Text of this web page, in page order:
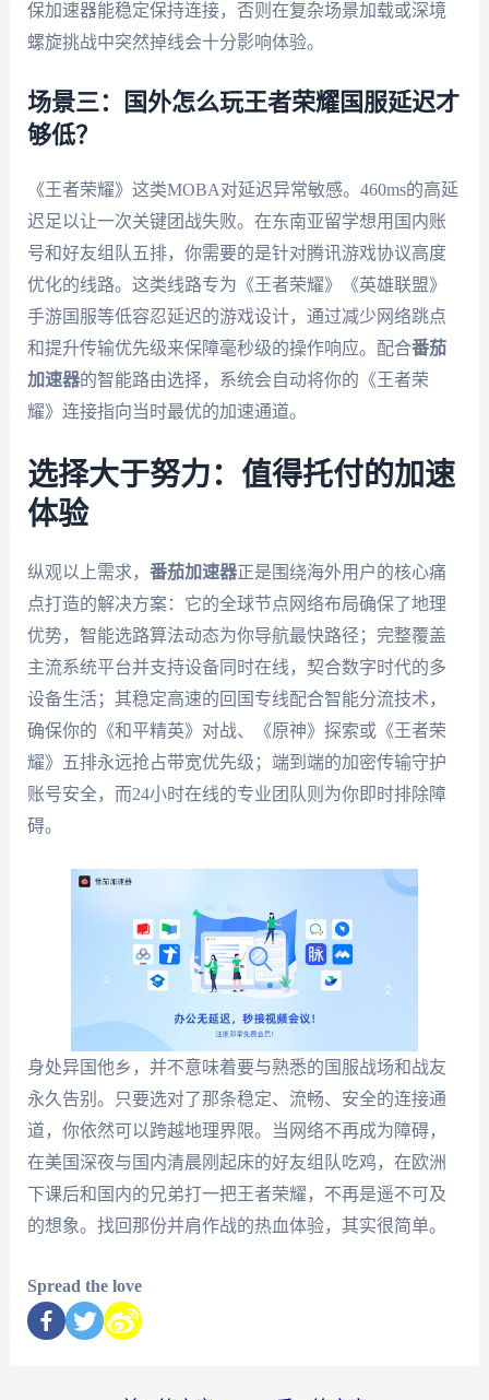
保加速器能稳定保持连接，否则在复杂场景加载或深境
螺旋挑战中突然掉线会十分影响体验。
场景三：国外怎么玩王者荣耀国服延迟才
够低？
《王者荣耀》这类MOBA对延迟异常敏感。460ms的高延
迟足以让一次关键团战失败。在东南亚留学想用国内账
号和好友组队五排，你需要的是针对腾讯游戏协议高度
优化的线路。这类线路专为《王者荣耀》《英雄联盟》
手游国服等低容忍延迟的游戏设计，通过减少网络跳点
和提升传输优先级来保障毫秒级的操作响应。配合番茄
加速器的智能路由选择，系统会自动将你的《王者荣
耀》连接指向当时最优的加速通道。
选择大于努力：值得托付的加速
体验
纵观以上需求， 番茄加速器正是围绕海外用户的核心痛
点打造的解决方案：它的全球节点网络布局确保了地理
优势，智能选路算法动态为你导航最快路径；完整覆盖
主流系统平台并支持设备同时在线，契合数字时代的多
设备生活；其稳定高速的回国专线配合智能分流技术，
确保你的《和平精英》对战、《原神》探索或《王者荣
耀》五排永远抢占带宽优先级；端到端的加密传输守护
账号安全，而24小时在线的专业团队则为你即时排除障
碍。
身处异国他乡，并不意味着要与熟悉的国服战场和战友
永久告别。只要选对了那条稳定、流畅、安全的连接通
道，你依然可以跨越地理界限。当网络不再成为障碍，
在美国深夜与国内清晨刚起床的好友组队吃鸡，在欧洲
下课后和国内的兄弟打一把王者荣耀，不再是遥不可及
的想象。找回那份并肩作战的热血体验，其实很简单。
Spread the love